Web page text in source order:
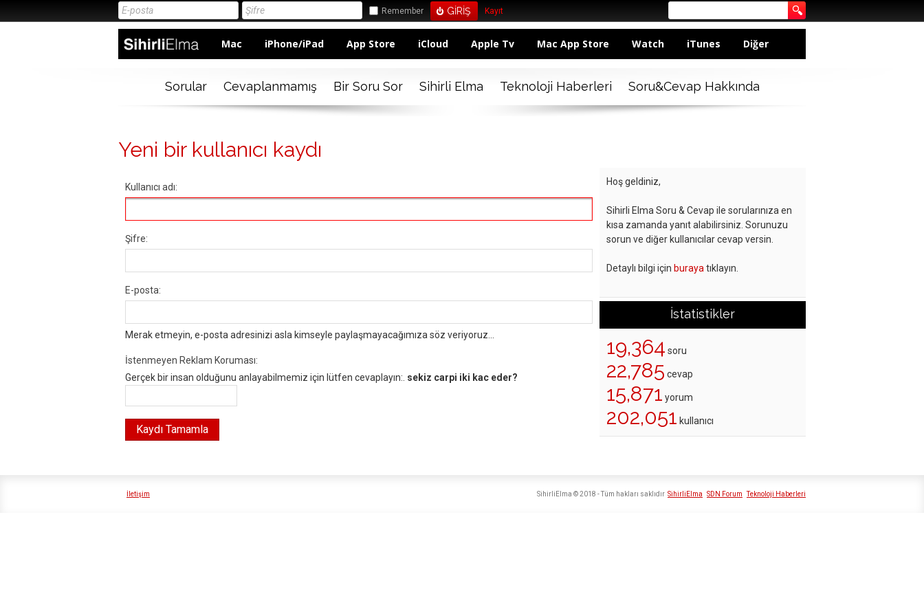
Remember Kayıt
Mac iPhone/iPad App Store iCloud Apple Tv Mac App Store Watch iTunes Diğer
Sorular Cevaplanmamış Bir Soru Sor Sihirli Elma Teknoloji Haberleri Soru&Cevap Hakkında
Yeni bir kullanıcı kaydı
Kullanıcı adı:
Şifre:
E-posta:
Merak etmeyin, e-posta adresinizi asla kimseyle paylaşmayacağımıza söz veriyoruz...
İstenmeyen Reklam Koruması:
Gerçek bir insan olduğunu anlayabilmemiz için lütfen cevaplayın:. sekiz carpi iki kac eder?
Hoş geldiniz,
Sihirli Elma Soru & Cevap ile sorularınıza en
kısa zamanda yanıt alabilirsiniz. Sorunuzu
sorun ve diğer kullanıcılar cevap versin.
Detaylı bilgi için buraya tıklayın.
İstatistikler
19,364 soru
22,785 cevap
15,871 yorum
202,051 kullanıcı
İletişim SihirliElma SDN Forum Teknoloji Haberleri
SihirliElma © 2018 - Tüm hakları saklıdır